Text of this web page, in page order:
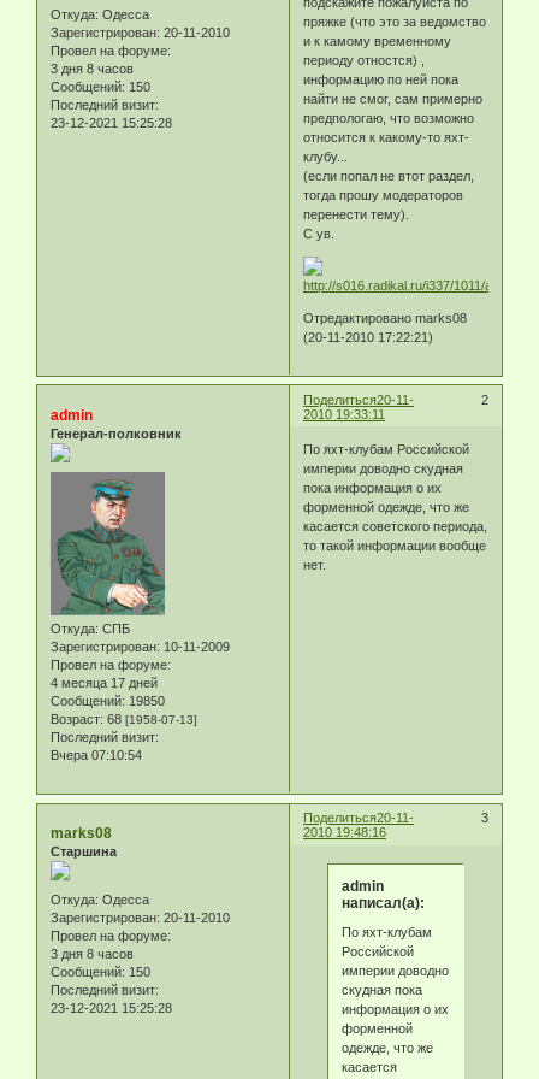
Откуда: Одесса
Зарегистрирован: 20-11-2010
Провел на форуме:
3 дня 8 часов
Сообщений: 150
Последний визит:
23-12-2021 15:25:28
пряжке (что это за ведомство
и к камому временному
периоду отностся) ,
информацию по ней пока
найти не смог, сам примерно
предпологаю, что возможно
относится к какому-то яхт-
клубу...
(если попал не втот раздел,
тогда прошу модераторов
перенести тему).
С ув.
Отредактировано marks08
(20-11-2010 17:22:21)
Поделиться 2
20-11-
2010 19:33:11
admin
Генерал-полковник
Откуда: СПБ
Зарегистрирован: 10-11-2009
Провел на форуме:
4 месяца 17 дней
Сообщений: 19850
Возраст: 68 [1958-07-13]
Последний визит:
Вчера 07:10:54
По яхт-клубам Российской
империи доводно скудная
пока информация о их
форменной одежде, что же
касается советского периода,
то такой информации вообще
нет.
Поделиться 3
20-11-
2010 19:48:16
marks08
Старшина
Откуда: Одесса
Зарегистрирован: 20-11-2010
Провел на форуме:
3 дня 8 часов
Сообщений: 150
Последний визит:
23-12-2021 15:25:28
admin
написал(а):
По яхт-клубам
Российской
империи доводно
скудная пока
информация о их
форменной
одежде, что же
касается